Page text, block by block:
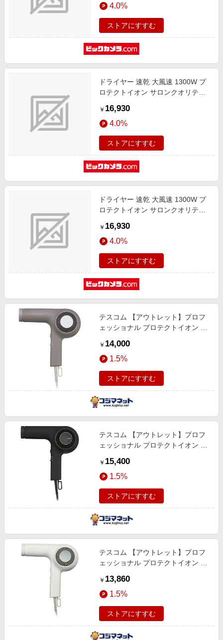
イッチ Nobby by TESCOM ホワイ
トアッシュ Nobby by TESCOM
NIB500BW
4.0%
ストアにすすむ
ドライヤー 速乾 大風速 1300W プ
ロテクトイオン サロンクオリティ
風量切替スイッチ 温冷自動切換ス
イッチ Nobby by TESCOM スモー
キーグレー Nobby by TESCOM
NIB500BH
￥ 16,930
4.0%
ストアにすすむ
ドライヤー 速乾 大風速 1300W プ
ロテクトイオン サロンクオリティ
風量切替スイッチ 温冷自動切換ス
イッチ Nobby by TESCOM ブラッ
ク Nobby by TESCOM NIB500BK
￥ 16,930
4.0%
ストアにすすむ
テスコム 【アウトレット】プロフ
ェッショナル プロテクトイオン ヘ
TESCOM(ノビーバイ) スモーキー
グレー NIB400A-H
￥ 14,000
1.5%
ストアにすすむ
テスコム 【アウトレット】プロフ
ェッショナル プロテクトイオン ヘ
TESCOM(ノビーバイ) ブラック
NIB400A-K
￥ 15,400
1.5%
ストアにすすむ
テスコム 【アウトレット】プロフ
ェッショナル プロテクトイオン ヘ
TESCOM(ノビーバイ) ホワイトア
ッシュ NIB400A-W
￥ 13,860
1.5%
ストアにすすむ